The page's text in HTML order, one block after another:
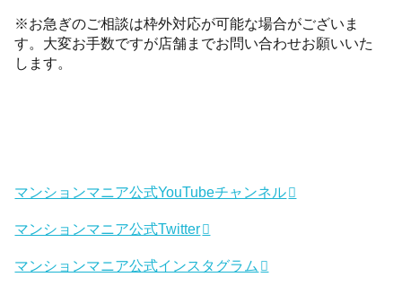
※お急ぎのご相談は枠外対応が可能な場合がございま
す。大変お手数ですが店舗までお問い合わせお願いいた
します。
マンションマニア公式YouTubeチャンネル
マンションマニア公式Twitter
マンションマニア公式インスタグラム